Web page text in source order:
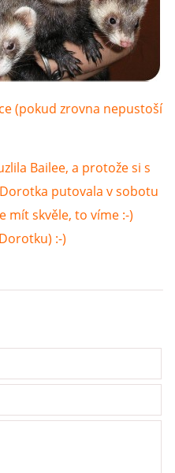
(pokud zrovna nepustoší
Bailee, a protože si s
putovala v sobotu
mít skvěle, to víme :-)
:-)